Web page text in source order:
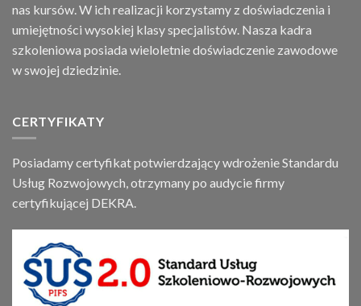
nas kursów. W ich realizacji korzystamy z doświadczenia i
umiejętności wysokiej klasy specjalistów. Nasza kadra
szkoleniowa posiada wieloletnie doświadczenie zawodowe
w swojej dziedzinie.
CERTYFIKATY
Posiadamy certyfikat potwierdzający wdrożenie Standardu
Usług Rozwojowych, otrzymany po audycie firmy
certyfikującej DEKRA.